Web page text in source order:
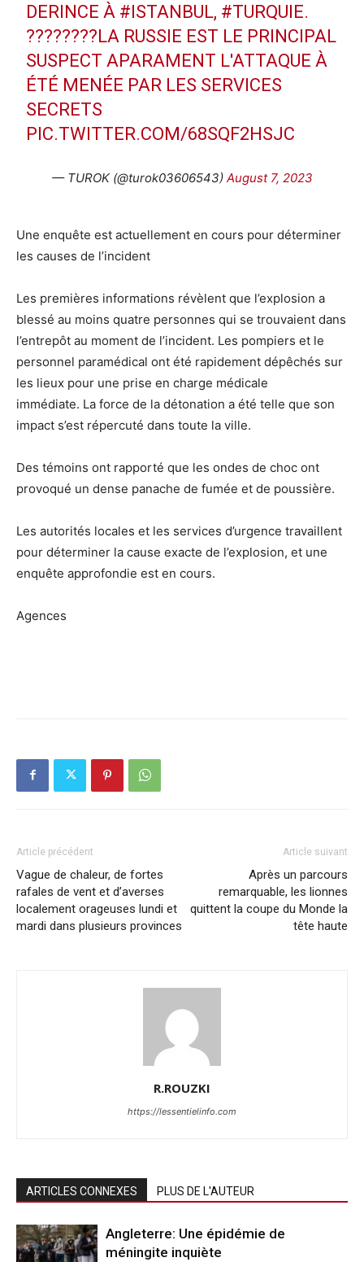
DERINCE À #ISTANBUL, #TURQUIE.
????????LA RUSSIE EST LE PRINCIPAL
SUSPECT APARAMENT L'ATTAQUE À
ÉTÉ MENÉE PAR LES SERVICES
SECRETS
PIC.TWITTER.COM/68SQF2HSJC
— TUROK (@turok03606543) August 7, 2023
Une enquête est actuellement en cours pour déterminer
les causes de l’incident
Les premières informations révèlent que l’explosion a
blessé au moins quatre personnes qui se trouvaient dans
l’entrepôt au moment de l’incident. Les pompiers et le
personnel paramédical ont été rapidement dépêchés sur
les lieux pour une prise en charge médicale
immédiate. La force de la détonation a été telle que son
impact s’est répercuté dans toute la ville.
Des témoins ont rapporté que les ondes de choc ont
provoqué un dense panache de fumée et de poussière.
Les autorités locales et les services d’urgence travaillent
pour déterminer la cause exacte de l’explosion, et une
enquête approfondie est en cours.
Agences
Article précédent
Vague de chaleur, de fortes
rafales de vent et d’averses
localement orageuses lundi et
mardi dans plusieurs provinces
Article suivant
Après un parcours
remarquable, les lionnes
quittent la coupe du Monde la
tête haute
R.ROUZKI
https://lessentielinfo.com
ARTICLES CONNEXES PLUS DE L'AUTEUR
Angleterre: Une épidémie de
méningite inquiète